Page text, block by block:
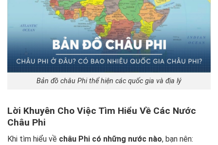
Bản đồ châu Phi thể hiện các quốc gia và địa lý
Lời Khuyên Cho Việc Tìm Hiểu Về Các Nước
Châu Phi
Khi tìm hiểu về châu Phi có những nước nào, bạn nên: